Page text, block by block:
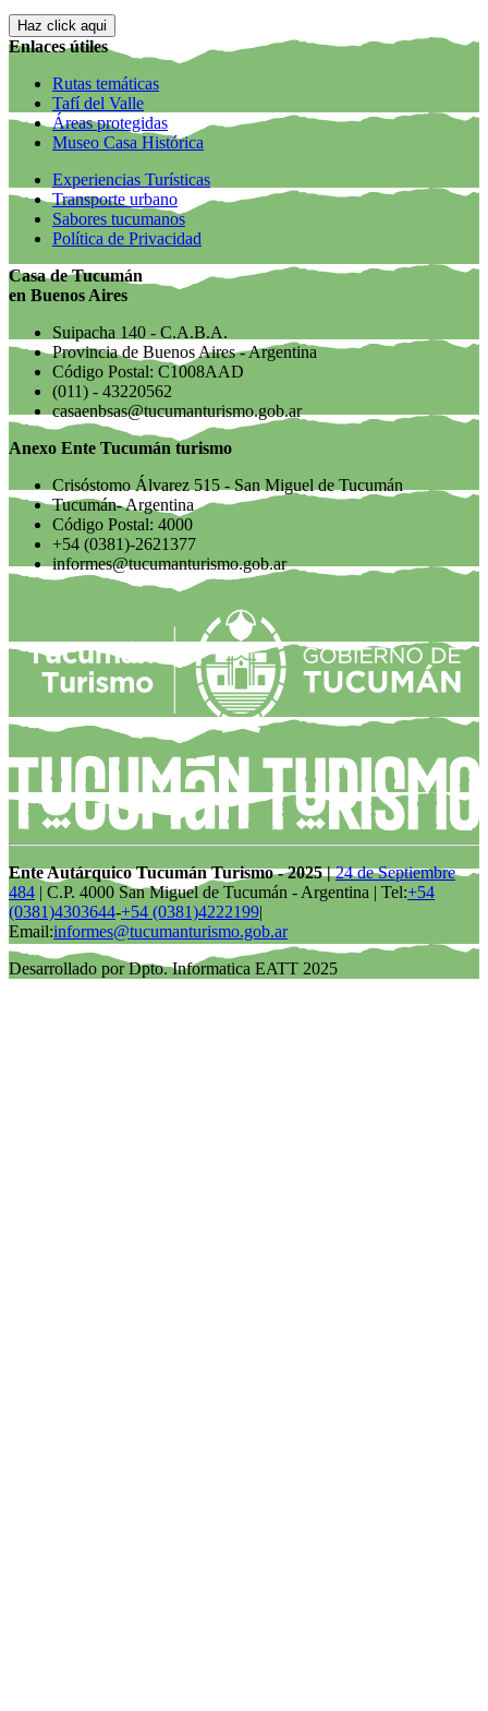
Haz click aqui
Enlaces útiles
Rutas temáticas
Tafí del Valle
Áreas protegidas
Museo Casa Histórica
Experiencias Turísticas
Transporte urbano
Sabores tucumanos
Política de Privacidad
Casa de Tucumán
en Buenos Aires
Suipacha 140 - C.A.B.A.
Provincia de Buenos Aires - Argentina
Código Postal: C1008AAD
(011) - 43220562
casaenbsas@tucumanturismo.gob.ar
Anexo Ente Tucumán turismo
Crisóstomo Álvarez 515 - San Miguel de Tucumán
Tucumán- Argentina
Código Postal: 4000
+54 (0381)-2621377
informes@tucumanturismo.gob.ar
Ente Autárquico Tucumán Turismo - 2025 |24 de Septiembre
484 | C.P. 4000 San Miguel de Tucumán - Argentina | Tel:+54
(0381)4303644-+54 (0381)4222199|
Email:informes@tucumanturismo.gob.ar
Desarrollado por Dpto. Informatica EATT 2025